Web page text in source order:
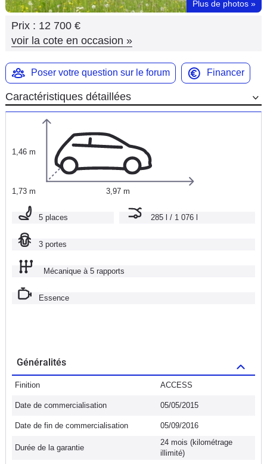
Moto
Marques
Plus de photos »
Prix : 12 700 €
voir la cote en occasion »
Poser votre question sur le forum Financer
Caractéristiques détaillées
1,46 m
1,73 m 3,97 m
5 places 285 l / 1 076 l
3 portes
Mécanique à 5 rapports
Essence
Généralités
Finition ACCESS
Date de commercialisation 05/05/2015
Date de fin de commercialisation 05/09/2016
Durée de la garantie
24 mois (kilométrage
illimité)